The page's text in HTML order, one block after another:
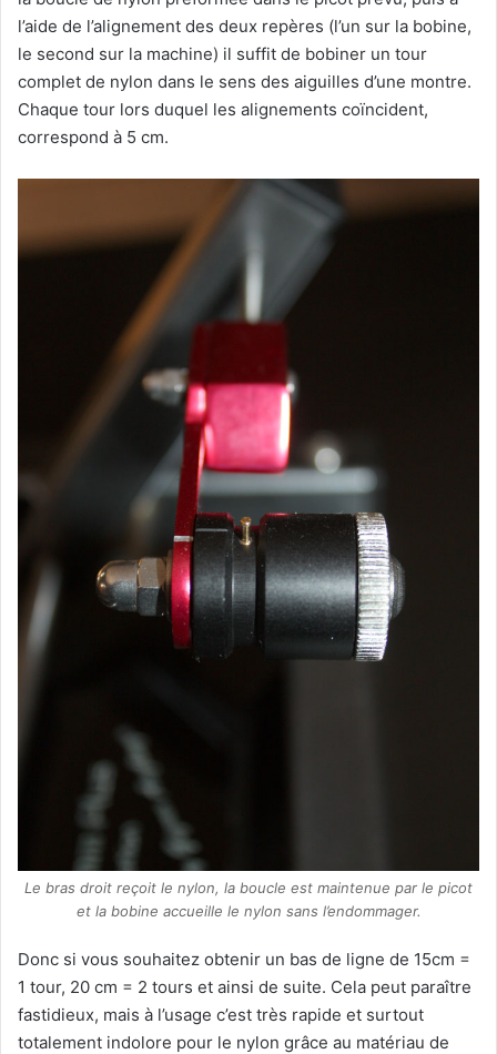
l’aide de l’alignement des deux repères (l’un sur la bobine,
le second sur la machine) il suffit de bobiner un tour
complet de nylon dans le sens des aiguilles d’une montre.
Chaque tour lors duquel les alignements coïncident,
correspond à 5 cm.
Le bras droit reçoit le nylon, la boucle est maintenue par le picot
et la bobine accueille le nylon sans l’endommager.
Donc si vous souhaitez obtenir un bas de ligne de 15cm =
1 tour, 20 cm = 2 tours et ainsi de suite. Cela peut paraître
fastidieux, mais à l’usage c’est très rapide et surtout
totalement indolore pour le nylon grâce au matériau de